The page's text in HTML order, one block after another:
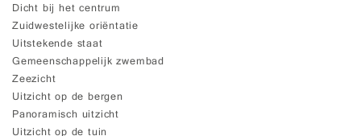
Dicht bij het centrum
Zuidwestelijke oriëntatie
Uitstekende staat
Gemeenschappelijk zwembad
Zeezicht
Uitzicht op de bergen
Panoramisch uitzicht